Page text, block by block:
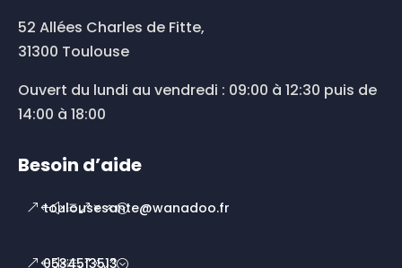
52 Allées Charles de Fitte,
31300 Toulouse
Ouvert du lundi au vendredi : 09:00 à 12:30 puis de
14:00 à 18:00
Besoin d’aide
toulousesante@wanadoo.fr
0534513513